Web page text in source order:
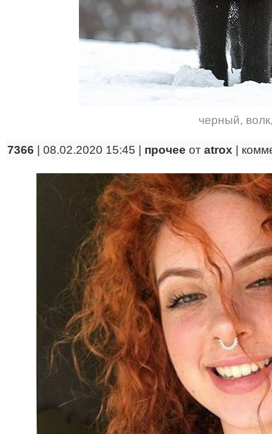
черный, волк
7366 | 08.02.2020 15:45 | прочее от atrox